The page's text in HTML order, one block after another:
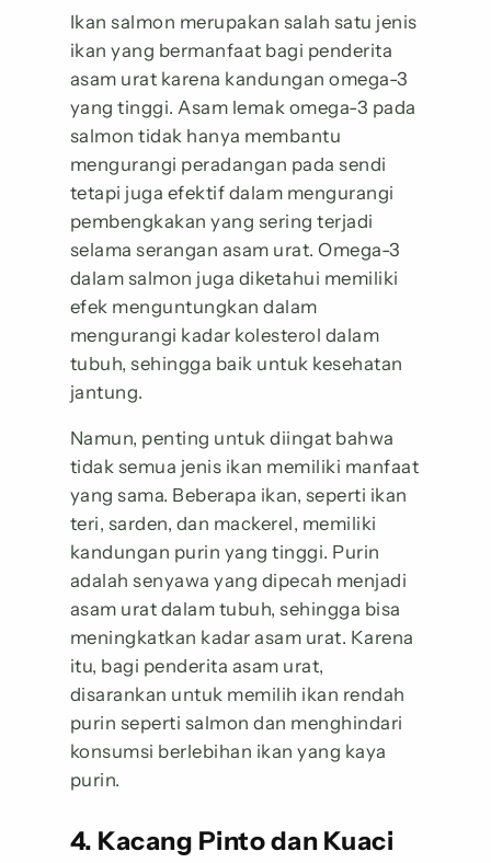
Ikan salmon merupakan salah satu jenis
ikan yang bermanfaat bagi penderita
asam urat karena kandungan omega-3
yang tinggi. Asam lemak omega-3 pada
salmon tidak hanya membantu
mengurangi peradangan pada sendi
tetapi juga efektif dalam mengurangi
pembengkakan yang sering terjadi
selama serangan asam urat. Omega-3
dalam salmon juga diketahui memiliki
efek menguntungkan dalam
mengurangi kadar kolesterol dalam
tubuh, sehingga baik untuk kesehatan
jantung.
Namun, penting untuk diingat bahwa
tidak semua jenis ikan memiliki manfaat
yang sama. Beberapa ikan, seperti ikan
teri, sarden, dan mackerel, memiliki
kandungan purin yang tinggi. Purin
adalah senyawa yang dipecah menjadi
asam urat dalam tubuh, sehingga bisa
meningkatkan kadar asam urat. Karena
itu, bagi penderita asam urat,
disarankan untuk memilih ikan rendah
purin seperti salmon dan menghindari
konsumsi berlebihan ikan yang kaya
purin.
4. Kacang Pinto dan Kuaci